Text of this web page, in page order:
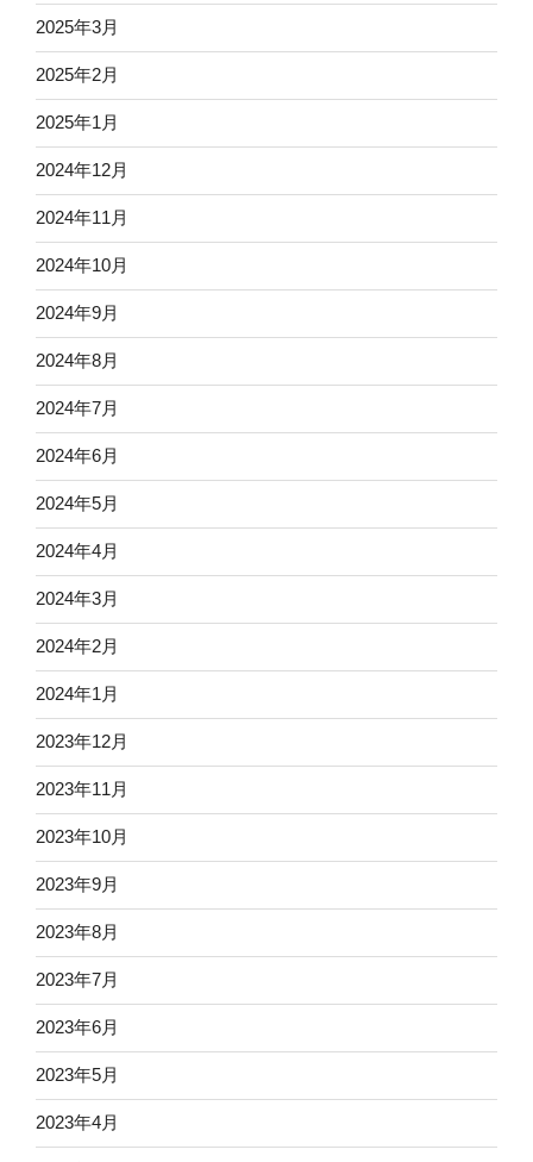
2025年3月
2025年2月
2025年1月
2024年12月
2024年11月
2024年10月
2024年9月
2024年8月
2024年7月
2024年6月
2024年5月
2024年4月
2024年3月
2024年2月
2024年1月
2023年12月
2023年11月
2023年10月
2023年9月
2023年8月
2023年7月
2023年6月
2023年5月
2023年4月